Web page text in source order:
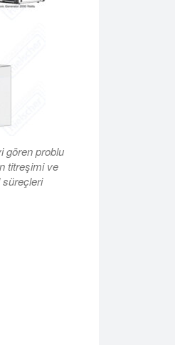
gören problu
titreşimi ve